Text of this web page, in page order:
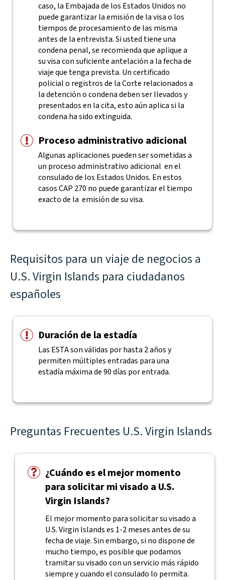
caso, la Embajada de los Estados Unidos no
puede garantizar la emisión de la visa o los
tiempos de procesamiento de las misma
antes de la entrevista. Si usted tiene una
condena penal, se recomienda que aplique a
su visa con suficiente antelación a la fecha de
viaje que tenga prevista. Un certificado
policial o registros de la Corte relacionados a
la detención o condena deben ser llevados y
presentados en la cita, esto aún aplica si la
condena ha sido extinguida.
Proceso administrativo adicional
Algunas aplicaciones pueden ser sometidas a
un proceso administrativo adicional en el
consulado de los Estados Unidos. En estos
casos CAP 270 no puede garantizar el tiempo
exacto de la emisión de su visa.
Requisitos para un viaje de negocios a
U.S. Virgin Islands para ciudadanos
españoles
Duración de la estadía
Las ESTA son válidas por hasta 2 años y
permiten múltiples entradas para una
estadía máxima de 90 días por entrada.
Preguntas Frecuentes U.S. Virgin Islands
¿Cuándo es el mejor momento
para solicitar mi visado a U.S.
Virgin Islands?
El mejor momento para solicitar su visado a
U.S. Virgin Islands es 1-2 meses antes de su
fecha de viaje. Sin embargo, si no dispone de
mucho tiempo, es posible que podamos
tramitar su visado con un servicio más rápido
siempre y cuando el consulado lo permita.